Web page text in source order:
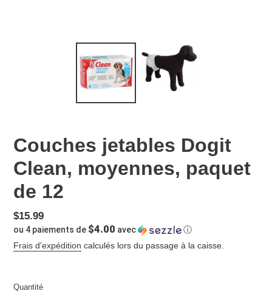
Couches jetables Dogit
Clean, moyennes, paquet
de 12
Prix
normal
$15.99
ou 4 paiements de $4.00 avec
ⓘ
Frais d'expédition calculés lors du passage à la caisse.
Quantité